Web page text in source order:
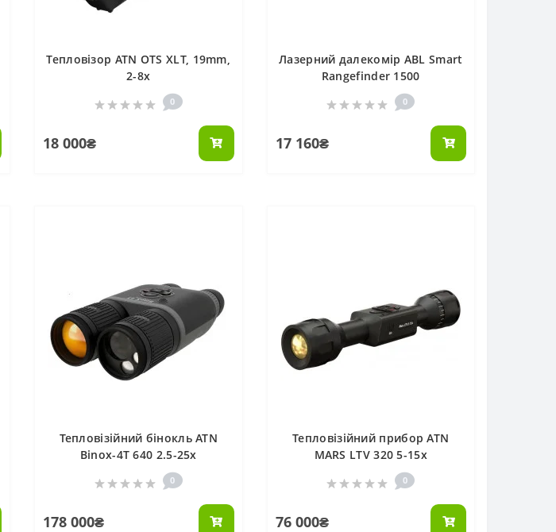
Тепловізор ATN OTS XLT, 19mm,
2-8x
0
18 000₴
Лазерний далекомір ABL Smart
Rangefinder 1500
0
17 160₴
Тепловізійний бінокль ATN
Binox-4T 640 2.5-25x
0
178 000₴
Тепловізійний прибор ATN
MARS LTV 320 5-15x
0
76 000₴